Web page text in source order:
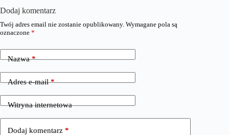
Dodaj komentarz
Twój adres email nie zostanie opublikowany. Wymagane pola są
oznaczone *
Nazwa*
Adres e-mail*
Witryna internetowa
Dodaj komentarz *